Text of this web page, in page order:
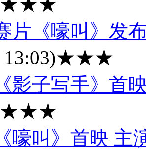
片《嚎叫》发
★★★
影子写手》首
★★★
嚎叫》首映 主